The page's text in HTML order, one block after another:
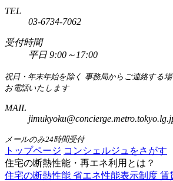
TEL
03-6734-7062
受付時間
平日 9:00～17:00
祝日・年末年始を除く 事務局からご連絡する場
お電話いたします
MAIL
メールのみ24時間受付
トップページ コンシェルジュをさがす
住宅の断熱性能・再エネ利用とは？
住宅の断熱性能 省エネ性能表示制度 賃